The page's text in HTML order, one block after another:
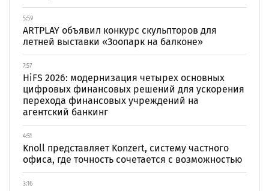
5:59
ARTPLAY объявил конкурс скульпторов для
летней выставки «Зоопарк на балконе»
7:57
HiFS 2026: модернизация четырех основных
цифровых финансовых решений для ускорения
перехода финансовых учреждений на
агентский банкинг
4:51
Knoll представляет Konzert, систему частного
офиса, где точность сочетается с возможностью
3:16